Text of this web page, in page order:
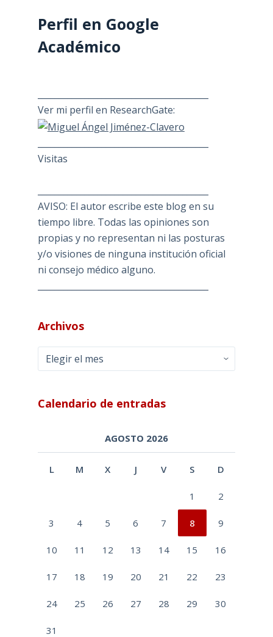
Perfil en Google
Académico
Ver mi perfil en ResearchGate:
Visitas
AVISO: El autor escribe este blog en su
tiempo libre. Todas las opiniones son
propias y no representan ni las posturas
y/o visiones de ninguna institución oficial
ni consejo médico alguno.
Archivos
Archivos
Calendario de entradas
AGOSTO 2026
L M X J V S D
1 2
3 4 5 6 7 8 9
10 11 12 13 14 15 16
17 18 19 20 21 22 23
24 25 26 27 28 29 30
31